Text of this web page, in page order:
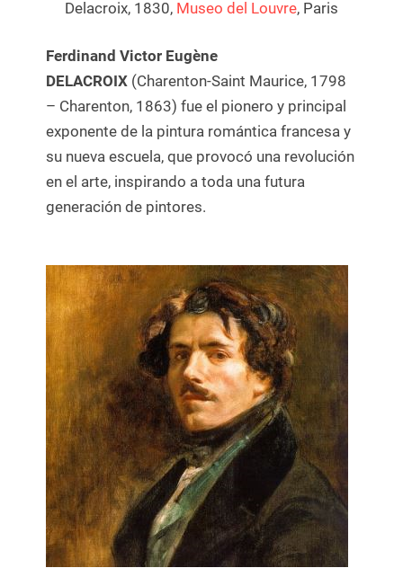
Delacroix, 1830, Museo del Louvre, Paris
Ferdinand Victor Eugène
DELACROIX (Charenton-Saint Maurice, 1798
– Charenton, 1863) fue el pionero y principal
exponente de la pintura romántica francesa y
su nueva escuela, que provocó una revolución
en el arte, inspirando a toda una futura
generación de pintores.